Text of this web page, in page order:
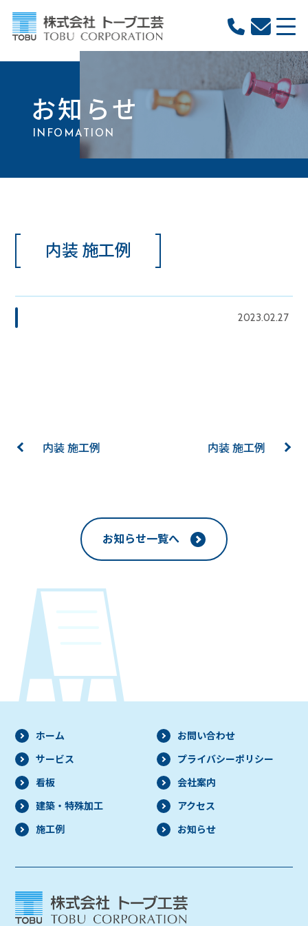
お知らせ
INFOMATION
内装 施工例
2023.02.27
内装 施工例 内装 施工例
お知らせ一覧へ
ホーム
サービス
看板
建築・特殊加工
施工例
お問い合わせ
プライバシーポリシー
会社案内
アクセス
お知らせ